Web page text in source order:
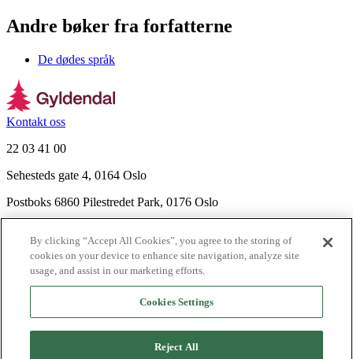
Andre bøker fra forfatterne
De dødes språk
Kontakt oss
22 03 41 00
Sehesteds gate 4, 0164 Oslo
Postboks 6860 Pilestredet Park, 0176 Oslo
Nyhetsbrev
Ledige stillinger
Send inn manus
By clicking “Accept All Cookies”, you agree to the storing of
cookies on your device to enhance site navigation, analyze site
usage, and assist in our marketing efforts.
Cookies Settings
Reject All